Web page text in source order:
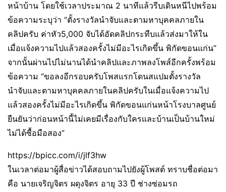
หน้าบ้าน โดยใช้เวลาประมาณ 2 นาทีแล้วรีบเดินหนีไปพร้อม
ข้อความระบุว่า “ตั้งรางวัลนำจับและตามหาบุคคลภายใน
คลิปครับ ค่าหัว5,000 จับได้อัดคลิปกระทืบแล้วส่งมาให้ใน
เมื่อแจ้งความไปแล้วสองครั้งไม่มีอะไรเกิดขึ้น พิกัดขอนแก่น”
จากนั้นผ่านไปไม่นานได้นำคลิปและภาพลงโพส์อีกครั้งพร้อม
ข้อความ “ขอลงอีกรอบครับโพสแรกโดนสแปมตั้งรางวัล
นำจับและตามหาบุคคลภายในคลิปครับในเมื่อแจ้งความไป
แล้วสองครั้งไม่มีอะไรเกิดขึ้น พิกัดขอนแก่นหน้าโรงบาลศูนย์
ยืนยันว่าก่อนหน้านี้ไม่เคยมีเรื่องกับใครและบ้านเป็นบ้านใหม่
ไม่ได้ซื้อมือสอง”
https://bpicc.com/i/jlf3hw
ในเวลาต่อมาผู้สื่อข่าวได้สอบถามไปยังผู้โพสต์ ทราบชื่อต่อมา
คือ นายเจริญจิตร ผดุงจิตร อายุ 33 ปี ช่างซ่อมรถ